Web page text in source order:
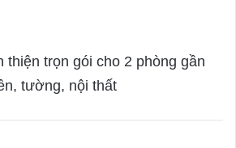
thiện trọn gói cho 2 phòng gần
tường, nội thất